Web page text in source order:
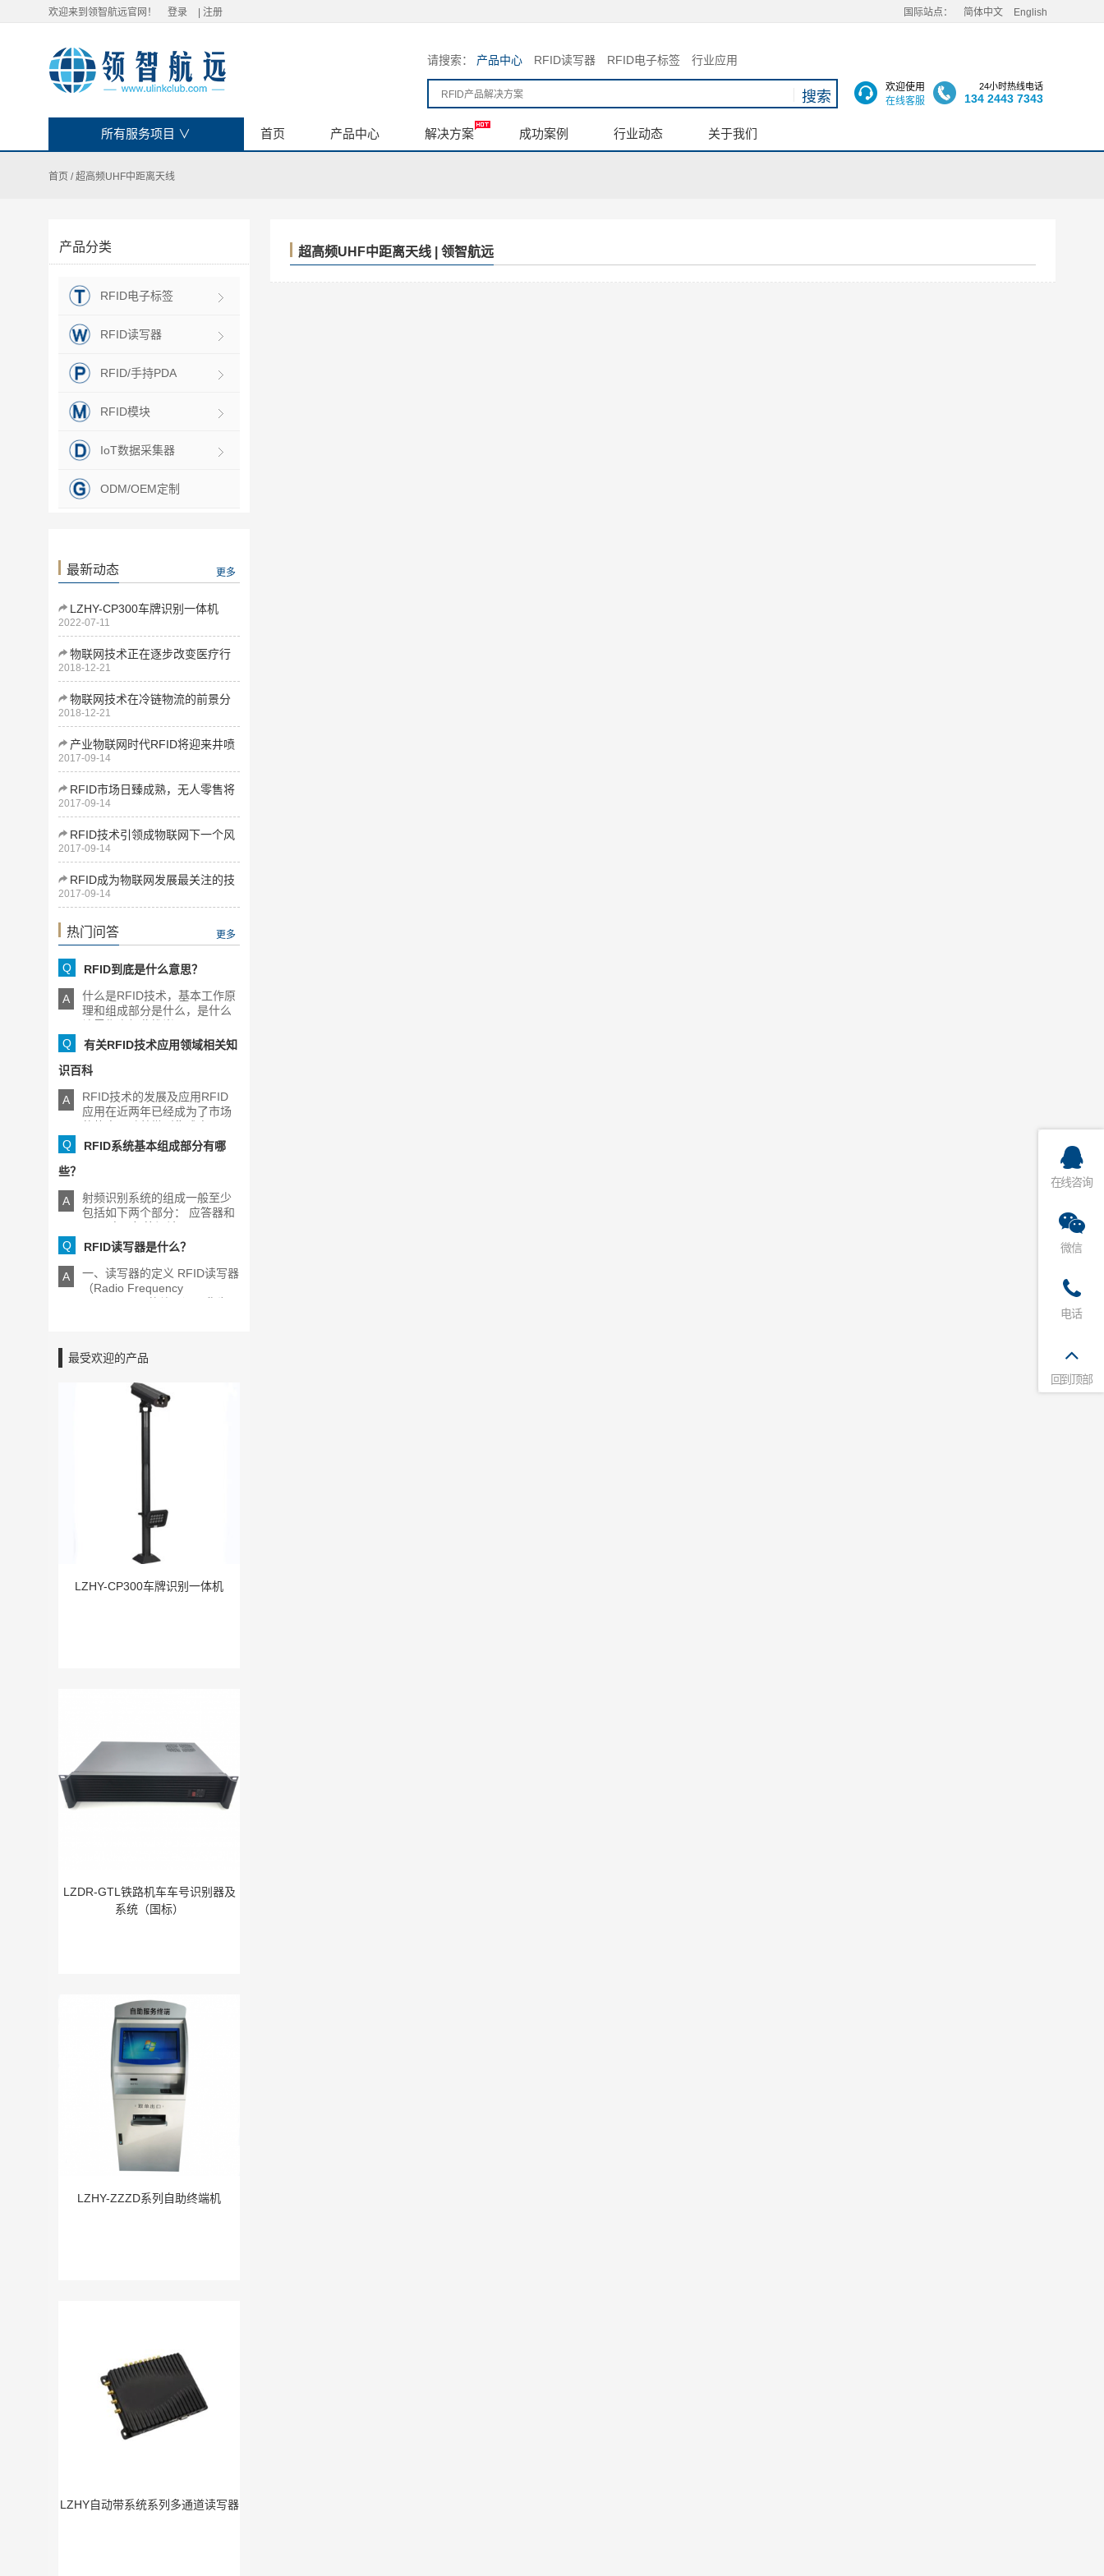
欢迎来到领智航远官网！ 登录 注册 国际站点： 简体中文 English
欢迎使用
在线客服
24小时热线电话
134 2443 7343
请搜索： 产品中心 RFID读写器 RFID电子标签 行业应用
所有服务项目 ∨ 首页 产品中心 解决方案 成功案例 行业动态 关于我们
首页 /超高频UHF中距离天线
产品分类
RFID电子标签
RFID读写器
RFID/手持PDA
RFID模块
IoT数据采集器
ODM/OEM定制
最新动态 更多
LZHY-CP300车牌识别一体机
2022-07-11
物联网技术正在逐步改变医疗行
业
2018-12-21
物联网技术在冷链物流的前景分
析
2018-12-21
产业物联网时代RFID将迎来井喷
式发展
2017-09-14
RFID市场日臻成熟，无人零售将
为下一增长点
2017-09-14
RFID技术引领成物联网下一个风
口
2017-09-14
RFID成为物联网发展最关注的技
术
2017-09-14
热门问答 更多
Q RFID到底是什么意思？
A
什么是RFID技术，基本工作原
理和组成部分是什么，是什么
Q
有关RFID技术应用领域相关知
识百科
A
RFID技术的发展及应用RFID
应用在近两年已经成为了市场
Q
RFID系统基本组成部分有哪
些？
A
射频识别系统的组成一般至少
包括如下两个部分： 应答器和
Q
RFID读写器是什么？
A
一、读写器的定义 RFID读写器
（Radio Frequency
最受欢迎的产品
LZHY-CP300车牌识别一体机
LZDR-GTL铁路机车车号识别器及
系统（国标）
LZHY-ZZZD系列自助终端机
LZHY自动带系统系列多通道读写器
超高频UHF中距离天线 | 领智航远
在线咨询
微信
电话
回到顶部